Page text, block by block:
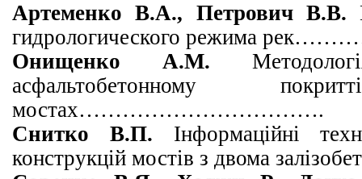
Артеменко В.А., Петрович В.В.
гидрологического
Онищенко А.М.
асфальтобетонному п
мостах……………………… …….
Снитко В.П. Інформаційні
конструкцій мостів з двома